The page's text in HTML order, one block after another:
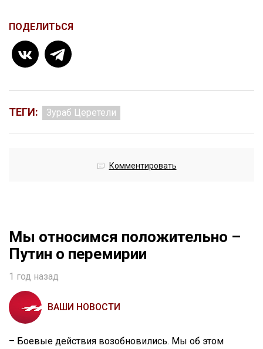
ПОДЕЛИТЬСЯ
ТЕГИ: Зураб Церетели
Комментировать
Мы относимся положительно –
Путин о перемирии
1 год назад
ВАШИ НОВОСТИ
– Боевые действия возобновились. Мы об этом